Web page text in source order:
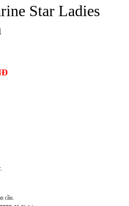
Star Ladies
cầu.